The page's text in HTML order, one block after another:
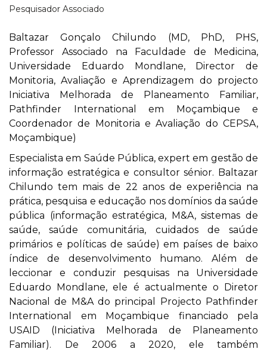
Pesquisador Associado
Baltazar Gonçalo Chilundo (MD, PhD, PHS,
Professor Associado na Faculdade de Medicina,
Universidade Eduardo Mondlane, Director de
Monitoria, Avaliação e Aprendizagem do projecto
Iniciativa Melhorada de Planeamento Familiar,
Pathfinder International em Moçambique e
Coordenador de Monitoria e Avaliação do CEPSA,
Moçambique)
Especialista em Saúde Pública, expert em gestão de
informação estratégica e consultor sénior. Baltazar
Chilundo tem mais de 22 anos de experiência na
prática, pesquisa e educação nos domínios da saúde
pública (informação estratégica, M&A, sistemas de
saúde, saúde comunitária, cuidados de saúde
primários e políticas de saúde) em países de baixo
índice de desenvolvimento humano. Além de
leccionar e conduzir pesquisas na Universidade
Eduardo Mondlane, ele é actualmente o Diretor
Nacional de M&A do principal Projecto Pathfinder
International em Moçambique financiado pela
USAID (Iniciativa Melhorada de Planeamento
Familiar). De 2006 a 2020, ele também